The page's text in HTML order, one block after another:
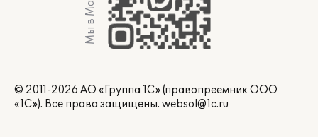
Мы в Max
© 2011-2026 АО «Группа 1С» (правопреемник ООО
«1С»). Все права защищены. websol@1c.ru